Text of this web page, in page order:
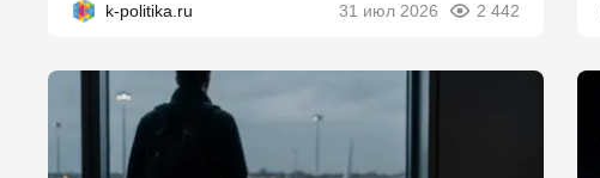
k-politika.ru 31 июл 2026 2 442